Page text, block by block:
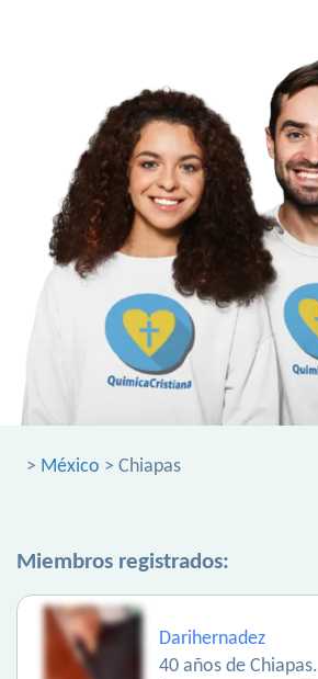
> México > Chiapas
Miembros registrados:
Darihernadez
40 años de Chiapas.